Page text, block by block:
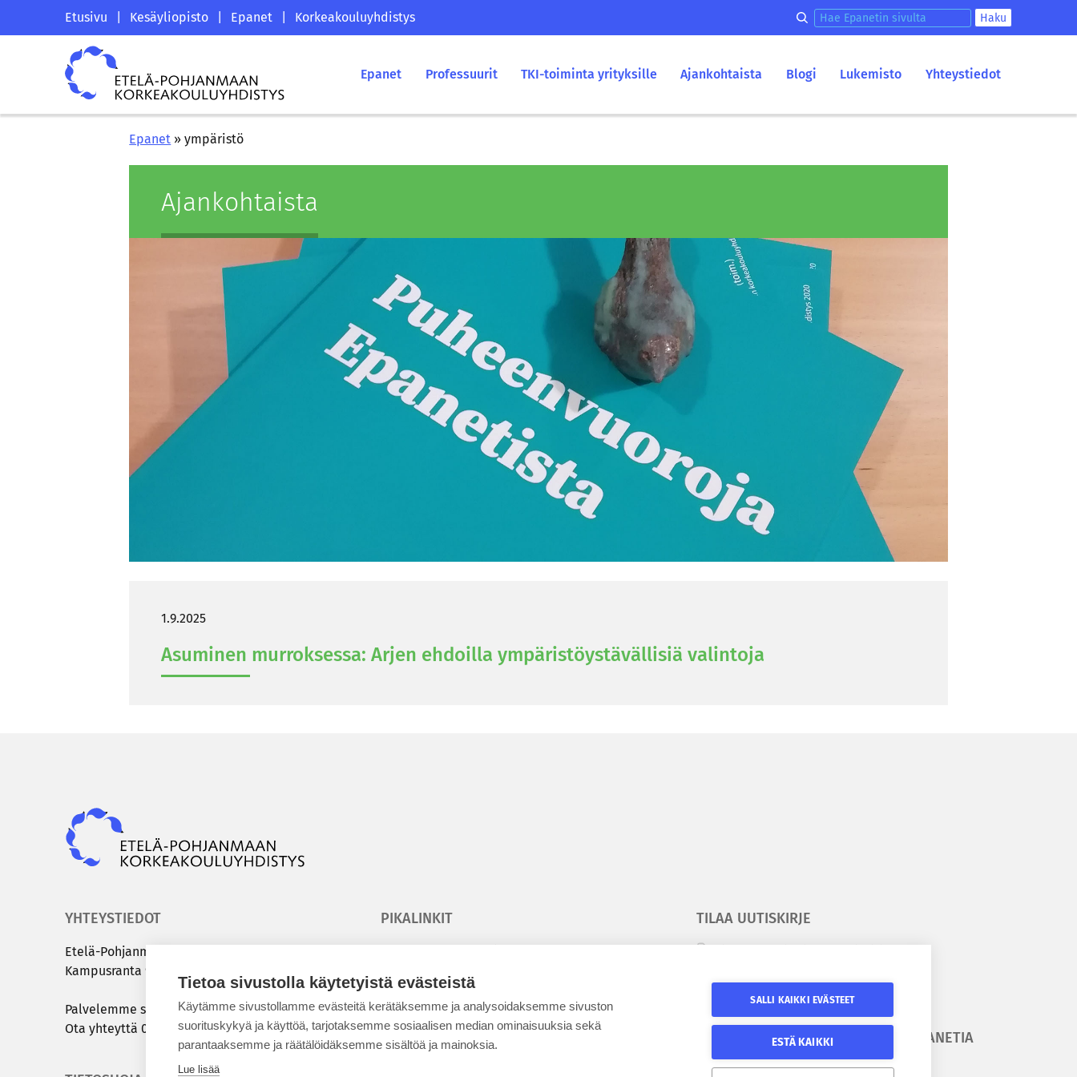
Tietoa sivustolla käytetyistä evästeistä
Käytämme sivustollamme evästeitä kerätäksemme ja analysoidaksemme sivuston
suorituskykyä ja käyttöä, tarjotaksemme sosiaalisen median ominaisuuksia sekä
parantaaksemme ja räätälöidäksemme sisältöä ja mainoksia.
Lue lisää
SALLI KAIKKI EVÄSTEET
ESTÄ KAIKKI
Etelä-
Pohjanmaan
korkeakouluyhdistyksen
saapumissivu
Etusivu Kesäyliopisto Epanet Korkeakouluyhdistys Hae epanetin sivulta Haku
Etelä-
Pohjanmaan
korkeakouluyhdistys
Epanet Professuurit TKI-toiminta yrityksille Ajankohtaista Blogi Lukemisto Yhteystiedot
Epanet »ympäristö
Ajan­koh­tais­ta
1.9.2025
Asu­mi­nen mur­rok­ses­sa: Arjen eh­doil­la ym­pä­ris­töys­tä­väl­li­siä va­lin­to­ja
YHTEYSTIEDOT
Etelä-​Pohjanmaan kor­kea­kou­lu­yh­dis­tys
Kam­pus­ran­ta 9 C | 60320 Sei­nä­jo­ki
Pal­ve­lem­me sinua ar­ki­sin klo 8.00 – 15.00
Ota yh­teyt­tä 050 431 7072taiinfo@epky.fi
PIKALINKIT
Kesäyliopisto
Epanet
BLOGIT
TILAA UUTISKIRJE
KESÄYLIOPISTOA
SEURAA EPANETIA
Epanetin Twitter